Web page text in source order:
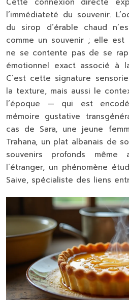
l’immédiateté du souvenir.
du sirop d’érable chaud
comme un souvenir ; elle est
ne se contente pas de se
émotionnel exact associé à
C’est cette signature
la texture, mais aussi le
l’époque — qui est
mémoire gustative
cas de Sara, une jeune
Trahana, un plat albanais de
souvenirs profonds
l’étranger, un phénomène
Saive, spécialiste des liens